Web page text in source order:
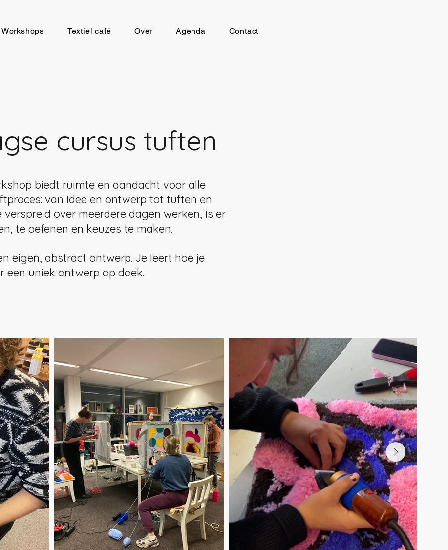
Workshops Textiel café Over Agenda Contact
cursus tuften
biedt ruimte en aandacht voor alle
van idee en ontwerp tot tuften en
over meerdere dagen werken, is er
te oefenen en keuzes te maken.
eigen, abstract ontwerp. Je leert hoe je
een uniek ontwerp op doek.​